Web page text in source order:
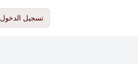
تسجيل الدخول